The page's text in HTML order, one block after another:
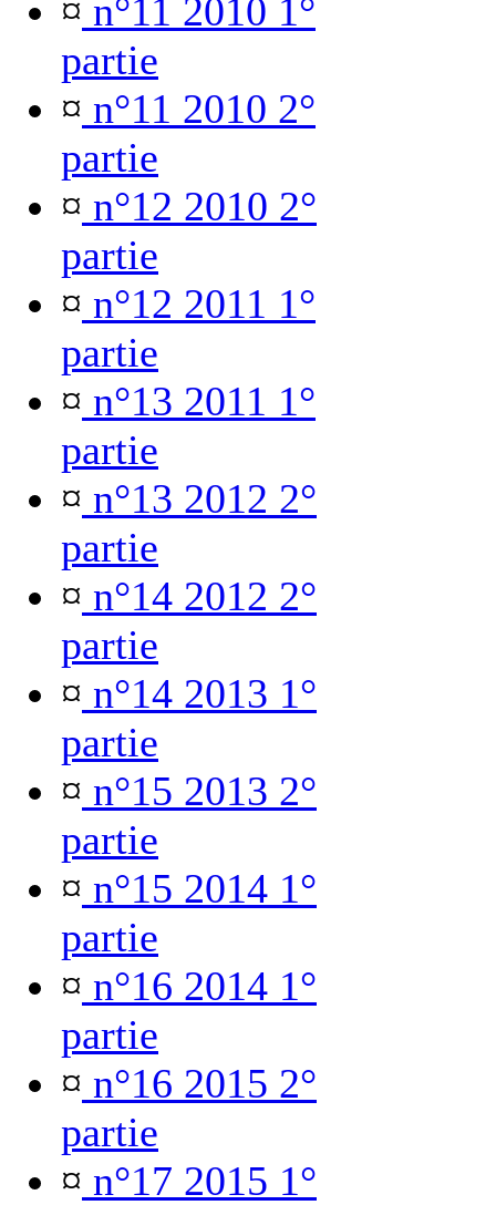
¤ n°11 2010 1°
partie
¤ n°11 2010 2°
partie
¤ n°12 2010 2°
partie
¤ n°12 2011 1°
partie
¤ n°13 2011 1°
partie
¤ n°13 2012 2°
partie
¤ n°14 2012 2°
partie
¤ n°14 2013 1°
partie
¤ n°15 2013 2°
partie
¤ n°15 2014 1°
partie
¤ n°16 2014 1°
partie
¤ n°16 2015 2°
partie
¤ n°17 2015 1°